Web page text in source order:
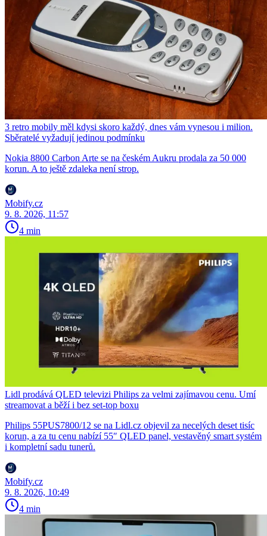
3 retro mobily měl kdysi skoro každý, dnes vám vynesou i milion.
Sběratelé vyžadují jedinou podmínku
Nokia 8800 Carbon Arte se na českém Aukru prodala za 50 000
korun. A to ještě zdaleka není strop.
Mobify.cz
9. 8. 2026, 11:57
4 min
Lidl prodává QLED televizi Philips za velmi zajímavou cenu. Umí
streamovat a běží i bez set-top boxu
Philips 55PUS7800/12 se na Lidl.cz objevil za necelých deset tisíc
korun, a za tu cenu nabízí 55″ QLED panel, vestavěný smart systém
i kompletní sadu tunerů.
Mobify.cz
9. 8. 2026, 10:49
4 min